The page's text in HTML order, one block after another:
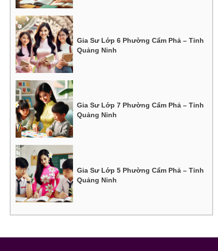
Gia Sư Lớp 6 Phường Cẩm Phả – Tỉnh
Quảng Ninh
Gia Sư Lớp 7 Phường Cẩm Phả – Tỉnh
Quảng Ninh
Gia Sư Lớp 5 Phường Cẩm Phả – Tỉnh
Quảng Ninh